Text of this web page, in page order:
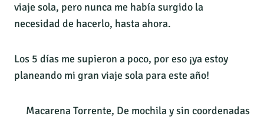
viaje sola, pero nunca me había surgido la
necesidad de hacerlo, hasta ahora.
Los 5 días me supieron a poco, por eso ¡ya estoy
planeando mi gran viaje sola para este año!
Macarena Torrente, De mochila y sin coordenadas